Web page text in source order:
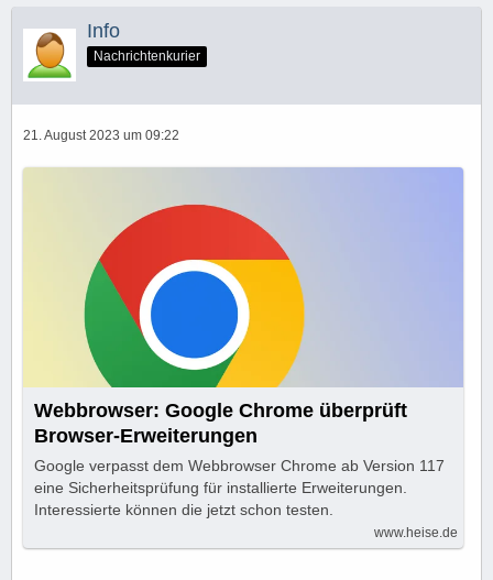
Info
Nachrichtenkurier
21. August 2023 um 09:22
Webbrowser: Google Chrome überprüft
Browser-Erweiterungen
Google verpasst dem Webbrowser Chrome ab Version 117
eine Sicherheitsprüfung für installierte Erweiterungen.
Interessierte können die jetzt schon testen.
www.heise.de